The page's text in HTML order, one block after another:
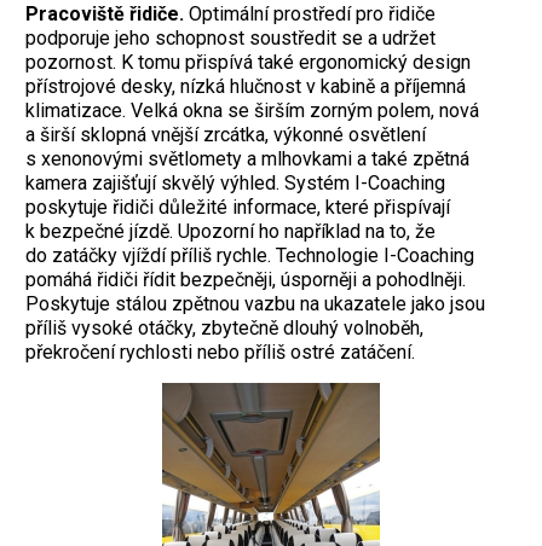
Pracoviště řidiče. Optimální prostředí pro řidiče
podporuje jeho schopnost soustředit se a udržet
pozornost. K tomu přispívá také ergonomický design
přístrojové desky, nízká hlučnost v kabině a příjemná
klimatizace. Velká okna se širším zorným polem, nová
a širší sklopná vnější zrcátka, výkonné osvětlení
s xenonovými světlomety a mlhovkami a také zpětná
kamera zajišťují skvělý výhled. Systém I-Coaching
poskytuje řidiči důležité informace, které přispívají
k bezpečné jízdě. Upozorní ho například na to, že
do zatáčky vjíždí příliš rychle. Technologie I-Coaching
pomáhá řidiči řídit bezpečněji, úsporněji a pohodlněji.
Poskytuje stálou zpětnou vazbu na ukazatele jako jsou
příliš vysoké otáčky, zbytečně dlouhý volnoběh,
překročení rychlosti nebo příliš ostré zatáčení.